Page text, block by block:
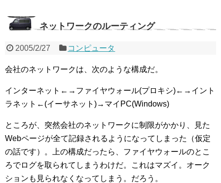
ネットワークのルーティング
2005/2/27 コンピュータ
会社のネットワークは、次のような構成だ。
インターネット←→ファイヤウォール(プロキシ)←→イント
ラネット←(イーサネット)→マイPC(Windows)
ところが、突然会社のネットワークに制限がかかり、見た
Webページが全て記録されるようになってしまった（仮定
の話です）。上の構成だったら、ファイヤウォールのとこ
ろでログを取られてしまうわけだ。これはマズイ。オーク
ションも見られなくなってしまう。だろう。